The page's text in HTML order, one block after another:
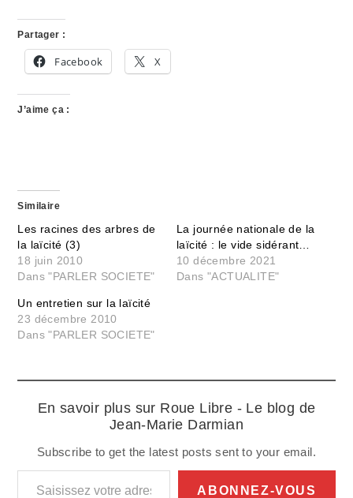
Partager :
Facebook X
J’aime ça :
Similaire
Les racines des arbres de
la laïcité (3)
18 juin 2010
Dans "PARLER SOCIETE"
La journée nationale de la
laïcité : le vide sidérant…
10 décembre 2021
Dans "ACTUALITE"
Un entretien sur la laïcité
23 décembre 2010
Dans "PARLER SOCIETE"
En savoir plus sur Roue Libre - Le blog de
Jean-Marie Darmian
Subscribe to get the latest posts sent to your email.
Saisissez votre adresse e-mail…
ABONNEZ-VOUS